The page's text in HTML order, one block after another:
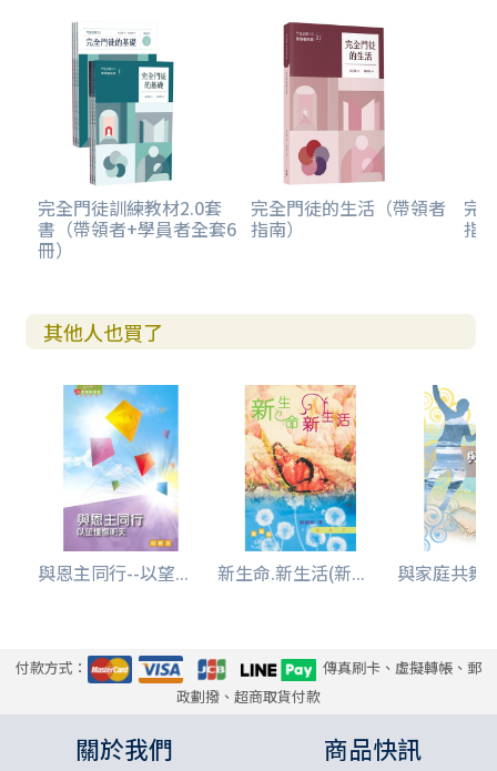
完全門徒訓練教材2.0套
書（帶領者+學員者全套6
冊）
完全門徒的生活（帶領者
指南）
完
指
其他人也買了
與恩主同行--以望... 新生命.新生活(新... 與家庭共舞
付款方式：
傳真刷卡、虛擬轉帳、郵
政劃撥、超商取貨付款
關於我們 商品快訊